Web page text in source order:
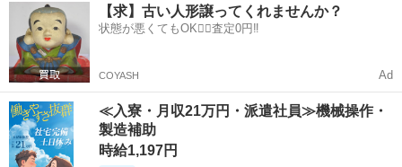
すがきれいな緑色です。 超小型犬 小型犬用です。 頭が入れば4キロ
ぐらいまでのワンちゃんまで...
【求】古い人形譲ってくれませんか？
状態が悪くてもOK🙆‍♀️査定0円‼️
COYASH Ad
≪入寮・月収21万円・派遣社員≫機械操作・
製造補助
時給1,197円